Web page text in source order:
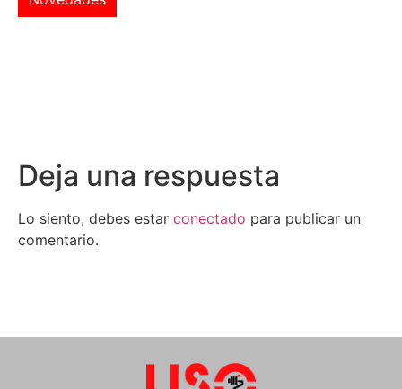
Deja una respuesta
Lo siento, debes estar conectado para publicar un
comentario.